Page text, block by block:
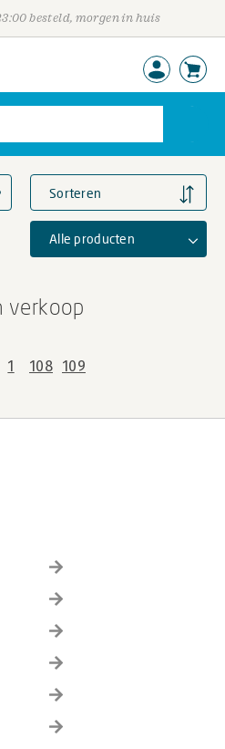
besteld, morgen in huis
Sorteren
Alle producten
verkoop
1 108 109